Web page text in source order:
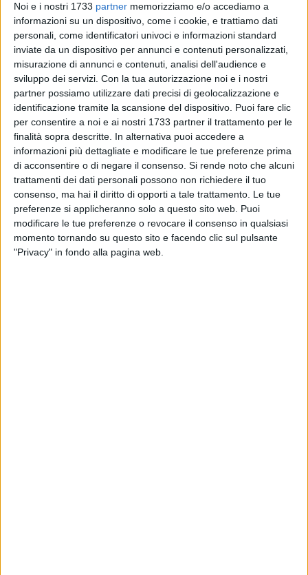
Noi e i nostri 1733 partner memorizziamo e/o accediamo a
informazioni su un dispositivo, come i cookie, e trattiamo dati
personali, come identificatori univoci e informazioni standard
inviate da un dispositivo per annunci e contenuti personalizzati,
misurazione di annunci e contenuti, analisi dell'audience e
sviluppo dei servizi. Con la tua autorizzazione noi e i nostri
partner possiamo utilizzare dati precisi di geolocalizzazione e
identificazione tramite la scansione del dispositivo. Puoi fare clic
per consentire a noi e ai nostri 1733 partner il trattamento per le
finalità sopra descritte. In alternativa puoi accedere a
informazioni più dettagliate e modificare le tue preferenze prima
di acconsentire o di negare il consenso. Si rende noto che alcuni
trattamenti dei dati personali possono non richiedere il tuo
consenso, ma hai il diritto di opporti a tale trattamento. Le tue
preferenze si applicheranno solo a questo sito web. Puoi
modificare le tue preferenze o revocare il consenso in qualsiasi
momento tornando su questo sito e facendo clic sul pulsante
"Privacy" in fondo alla pagina web.
«Le abbondanti piogge degli ultimi giornihanno
nuovamente riempito la vasca di raccolta della discarica
oltre il limite di contenimento
. Al momento la discarica non
è ancora del tutto coperta dei teli della chiusura di
emergenza. Ho firmato un'ordinanza che vieta in via
cautelativa per i prossimi 15 giorni le attività di prelievo di
acque sotterranee, coltivazione e raccolta prodotti agricoli
nella fascia di rispetto di tutta la discarica».
Così il sindaco di Giovinazzo, Michele Sollecito,
anche
attraverso i canali social.
«Sono in contatto- ha concluso il primo cittadino -con Ager
e Regione Puglia per far fronte in modo immediato alla
raccolta di percolato e per pervenire al più presto al progetto
di chiusura definitiva ».